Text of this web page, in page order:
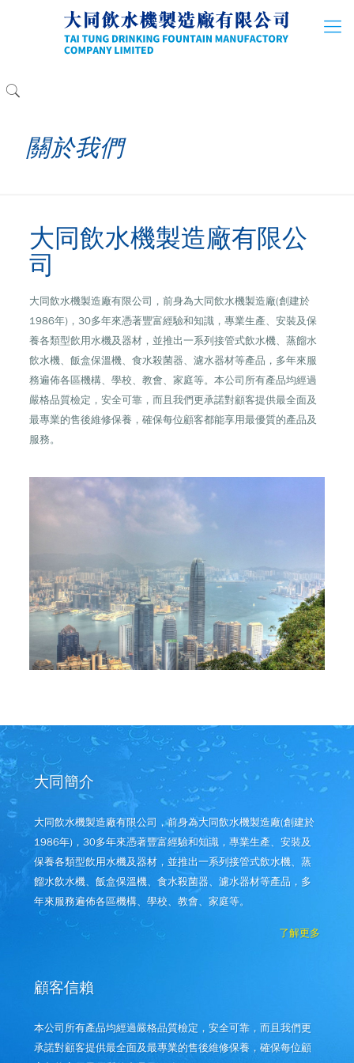
關於我們
大同飲水機製造廠有限公
司
大同飲水機製造廠有限公司，前身為大同飲水機製造廠(創建於
1986年)，30多年來憑著豐富經驗和知識，專業生產、安裝及保
養各類型飲用水機及器材，並推出一系列接管式飲水機、蒸餾水
飲水機、飯盒保溫機、食水殺菌器、濾水器材等產品，多年來服
務遍佈各區機構、學校、教會、家庭等。本公司所有產品均經過
嚴格品質檢定，安全可靠，而且我們更承諾對顧客提供最全面及
最專業的售後維修保養，確保每位顧客都能享用最優質的產品及
服務。
大同簡介
大同飲水機製造廠有限公司，前身為大同飲水機製造廠(創建於
1986年)，30多年來憑著豐富經驗和知識，專業生產、安裝及
保養各類型飲用水機及器材，並推出一系列接管式飲水機、蒸
餾水飲水機、飯盒保溫機、食水殺菌器、濾水器材等產品，多
年來服務遍佈各區機構、學校、教會、家庭等。
了解更多
顧客信賴
本公司所有產品均經過嚴格品質檢定，安全可靠，而且我們更
承諾對顧客提供最全面及最專業的售後維修保養，確保每位顧